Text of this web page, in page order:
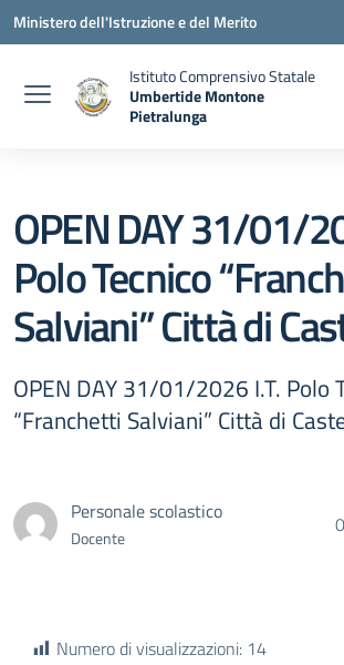
Vai ai contenuti
Vai al menu di navigazione
Vai al footer
Ministero dell'Istruzione e del Merito
Istituto Comprensivo Statale
Umbertide Montone
Pietralunga
OPEN DAY 31/01/
Polo Tecnico
Salviani” Città di
OPEN DAY 31/01/2026 I.T. Polo
“Franchetti Salviani” Città di
Personale scolastico
Docente 0
Numero di visualizzazioni: 14